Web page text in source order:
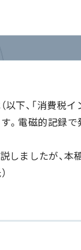
下、「消費税
。電磁的記録
ましたが、本